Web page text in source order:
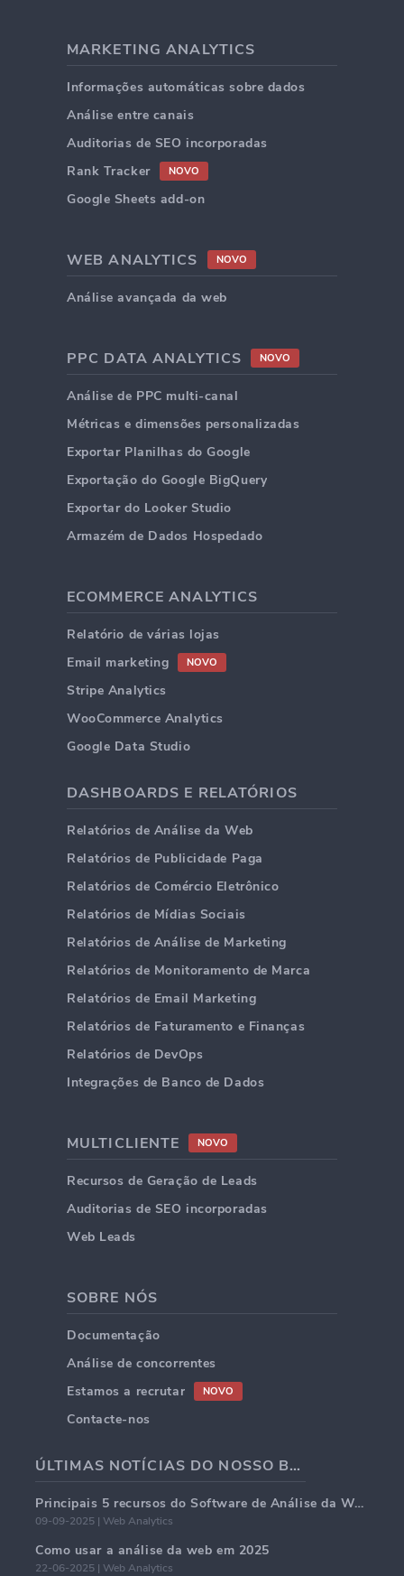
MARKETING ANALYTICS
Informações automáticas sobre dados
Análise entre canais
Auditorias de SEO incorporadas
Rank Tracker
NOVO
Google Sheets add-on
WEB ANALYTICS NOVO
Análise avançada da web
PPC DATA ANALYTICS NOVO
Análise de PPC multi-canal
Métricas e dimensões personalizadas
Exportar Planilhas do Google
Exportação do Google BigQuery
Exportar do Looker Studio
Armazém de Dados Hospedado
ECOMMERCE ANALYTICS
Relatório de várias lojas
Email marketing
NOVO
Stripe Analytics
WooCommerce Analytics
Google Data Studio
DASHBOARDS E RELATÓRIOS
Relatórios de Análise da Web
Relatórios de Publicidade Paga
Relatórios de Comércio Eletrônico
Relatórios de Mídias Sociais
Relatórios de Análise de Marketing
Relatórios de Monitoramento de Marca
Relatórios de Email Marketing
Relatórios de Faturamento e Finanças
Relatórios de DevOps
Integrações de Banco de Dados
MULTICLIENTE NOVO
Recursos de Geração de Leads
Auditorias de SEO incorporadas
Web Leads
SOBRE NÓS
Documentação
Análise de concorrentes
Estamos a recrutar
NOVO
Contacte-nos
ÚLTIMAS NOTÍCIAS DO NOSSO BLOG
Principais 5 recursos do Software de Análise da Web em 2025
09-09-2025 | Web Analytics
Como usar a análise da web em 2025
22-06-2025 | Web Analytics